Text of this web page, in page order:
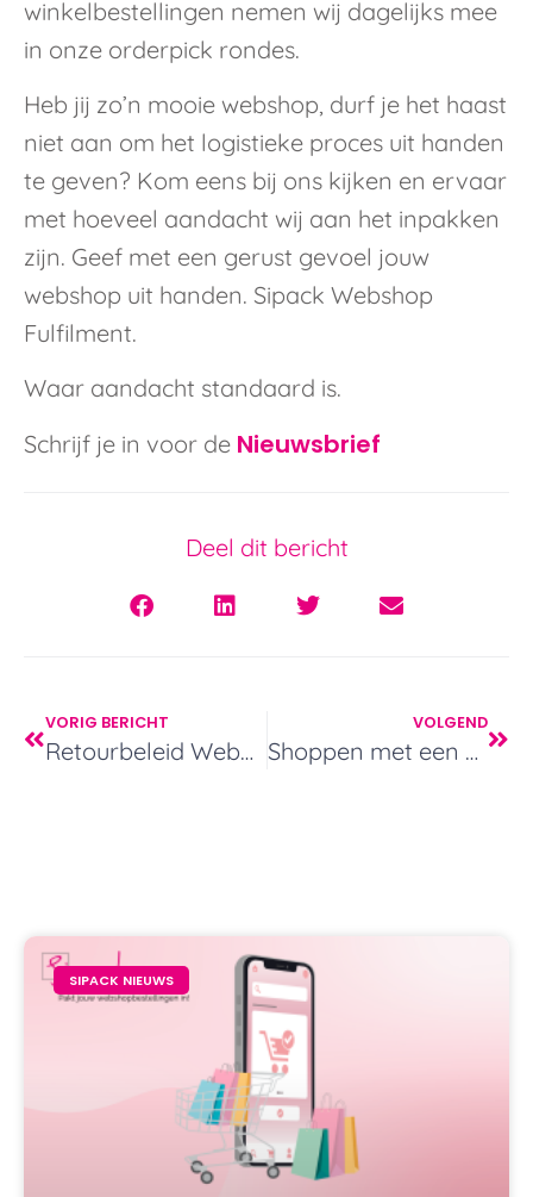
winkelbestellingen nemen wij dagelijks mee
in onze orderpick rondes.
Heb jij zo’n mooie webshop, durf je het haast
niet aan om het logistieke proces uit handen
te geven? Kom eens bij ons kijken en ervaar
met hoeveel aandacht wij aan het inpakken
zijn. Geef met een gerust gevoel jouw
webshop uit handen. Sipack Webshop
Fulfilment.
Waar aandacht standaard is.
Schrijf je in voor de Nieuwsbrief
Deel dit bericht
VORIG BERICHT
Retourbeleid Webwinkel
VOLGEND
Shoppen met een kastje? – Sipack voor EXCLUSIEVE webshops
SIPACK NIEUWS